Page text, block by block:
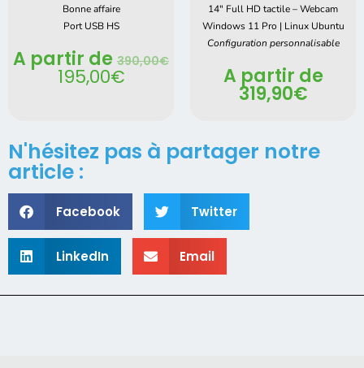
Bonne affaire
Port USB HS
A partir de 390,00€
195,00€
14″ Full HD tactile – Webcam
Windows 11 Pro | Linux Ubuntu
Configuration personnalisable
A partir de
319,90€
N'hésitez pas à partager notre
article :
Facebook Twitter
LinkedIn Email